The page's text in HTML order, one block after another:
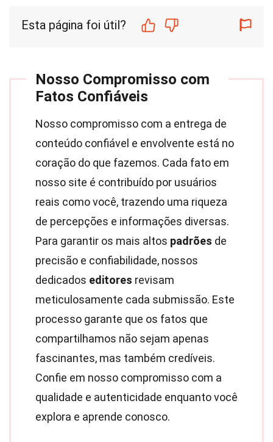
Esta página foi útil?
Nosso Compromisso com
Fatos Confiáveis
Nosso compromisso com a entrega de
conteúdo confiável e envolvente está no
coração do que fazemos. Cada fato em
nosso site é contribuído por usuários
reais como você, trazendo uma riqueza
de percepções e informações diversas.
Para garantir os mais altos padrões de
precisão e confiabilidade, nossos
dedicados editores revisam
meticulosamente cada submissão. Este
processo garante que os fatos que
compartilhamos não sejam apenas
fascinantes, mas também credíveis.
Confie em nosso compromisso com a
qualidade e autenticidade enquanto você
explora e aprende conosco.